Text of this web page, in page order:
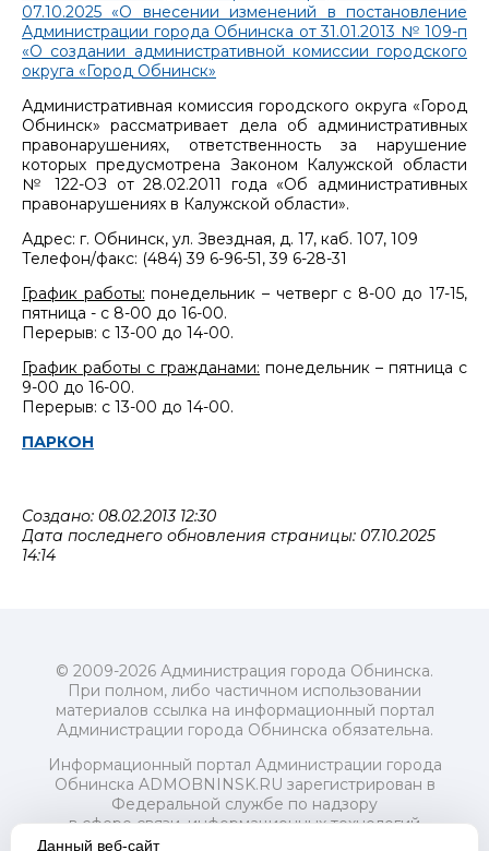
07.10.2025 «О внесении изменений в постановление
Администрации города Обнинска от 31.01.2013 № 109-п
«О создании административной комиссии городского
округа «Город Обнинск»
Административная комиссия городского округа «Город
Обнинск» рассматривает дела об административных
правонарушениях, ответственность за нарушение
которых предусмотрена Законом Калужской области
№ 122-ОЗ от 28.02.2011 года «Об административных
правонарушениях в Калужской области».
Адрес: г. Обнинск, ул. Звездная, д. 17, каб. 107, 109
Телефон/факс: (484) 39 6-96-51, 39 6-28-31
График работы: понедельник – четверг с 8-00 до 17-15,
пятница - с 8-00 до 16-00.
Перерыв: с 13-00 до 14-00.
График работы с гражданами: понедельник – пятница с
9-00 до 16-00.
Перерыв: с 13-00 до 14-00.
ПАРКОН
Создано: 08.02.2013 12:30
Дата последнего обновления страницы: 07.10.2025
14:14
© 2009-2026 Администрация города Обнинска.
При полном, либо частичном использовании
материалов ссылка на информационный портал
Администрации города Обнинска обязательна.
Информационный портал Администрации города
Обнинска ADMOBNINSK.RU зарегистрирован в
Федеральной службе по надзору
в сфере связи, информационных технологий
и массовых коммуникаций (Роскомнадзор) 24 июля
Данный веб-сайт